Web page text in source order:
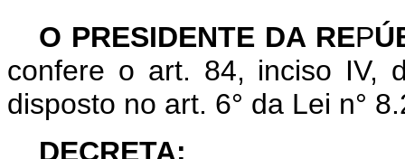
O PRESIDENTE DA REP
confere o art. 84, inciso IV,
disposto no art. 6° da Lei n°
DECRETA: